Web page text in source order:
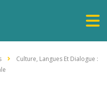
Culture, Langues Et Dialogue :